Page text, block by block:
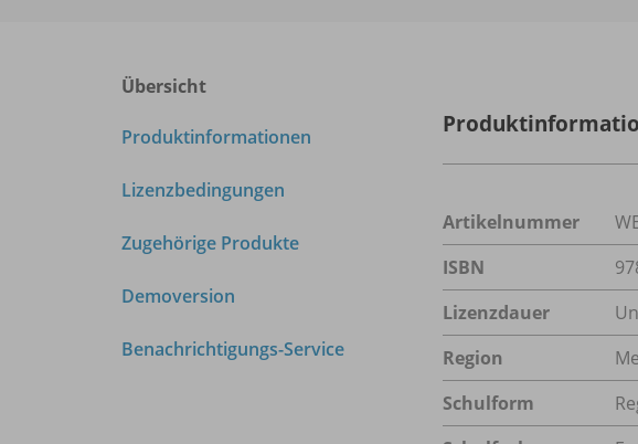
Übersicht
Produktinformationen
Lizenzbedingungen
Zugehörige Produkte
Demoversion
Benachrichtigungs-Service
Artikelnummer
ISBN
Lizenzdauer
Region
Schulform